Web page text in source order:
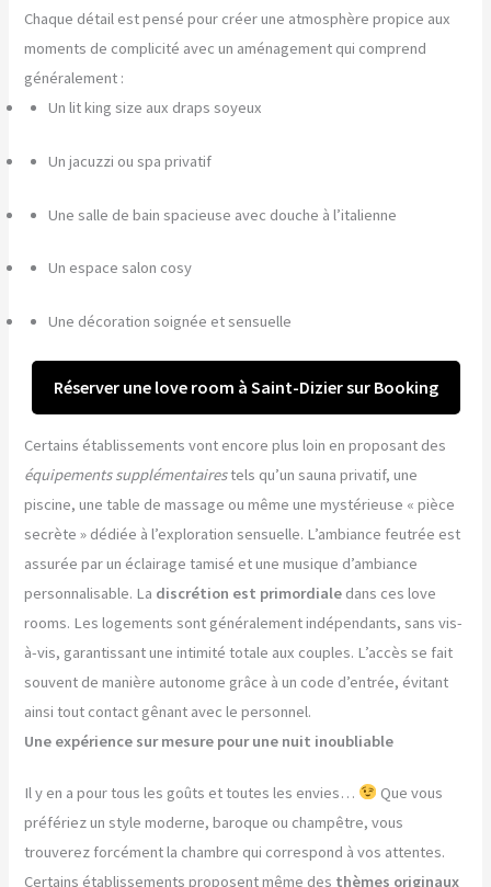
Chaque détail est pensé pour créer une atmosphère propice aux
moments de complicité avec un aménagement qui comprend
généralement :
Un lit king size aux draps soyeux
Un jacuzzi ou spa privatif
Une salle de bain spacieuse avec douche à l’italienne
Un espace salon cosy
Une décoration soignée et sensuelle
Réserver une love room à Saint-Dizier sur Booking
Certains établissements vont encore plus loin en proposant des
équipements supplémentairestels qu’un sauna privatif, une
piscine, une table de massage ou même une mystérieuse « pièce
secrète » dédiée à l’exploration sensuelle. L’ambiance feutrée est
assurée par un éclairage tamisé et une musique d’ambiance
personnalisable. La discrétion est primordiale dans ces love
rooms. Les logements sont généralement indépendants, sans vis-
à-vis, garantissant une intimité totale aux couples. L’accès se fait
souvent de manière autonome grâce à un code d’entrée, évitant
ainsi tout contact gênant avec le personnel.
Une expérience sur mesure pour une nuit inoubliable
Il y en a pour tous les goûts et toutes les envies…
Que vous
préfériez un style moderne, baroque ou champêtre, vous
trouverez forcément la chambre qui correspond à vos attentes.
Certains établissements proposent même des thèmes originaux